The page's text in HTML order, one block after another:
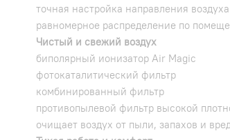
точная настройка направления воздуха
равномерное распределение по
Чистый и свежий воздух
биполярный ионизатор Air Magic
фотокаталитический фильтр
комбинированный фильтр
противопылевой фильтр высокой
очищает воздух от пыли, запахов и